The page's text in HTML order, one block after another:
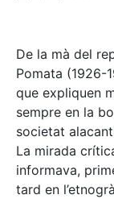
De la mà del
Pomata (1926-
que expliquen
sempre en la
societat
La mirada
informava,
tard en